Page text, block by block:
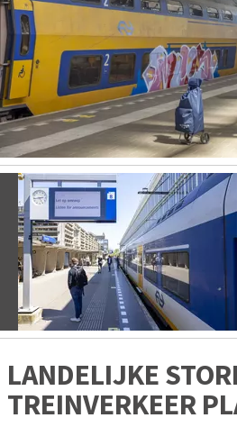
Vorige
LANDELIJKE
TREINVERKEER